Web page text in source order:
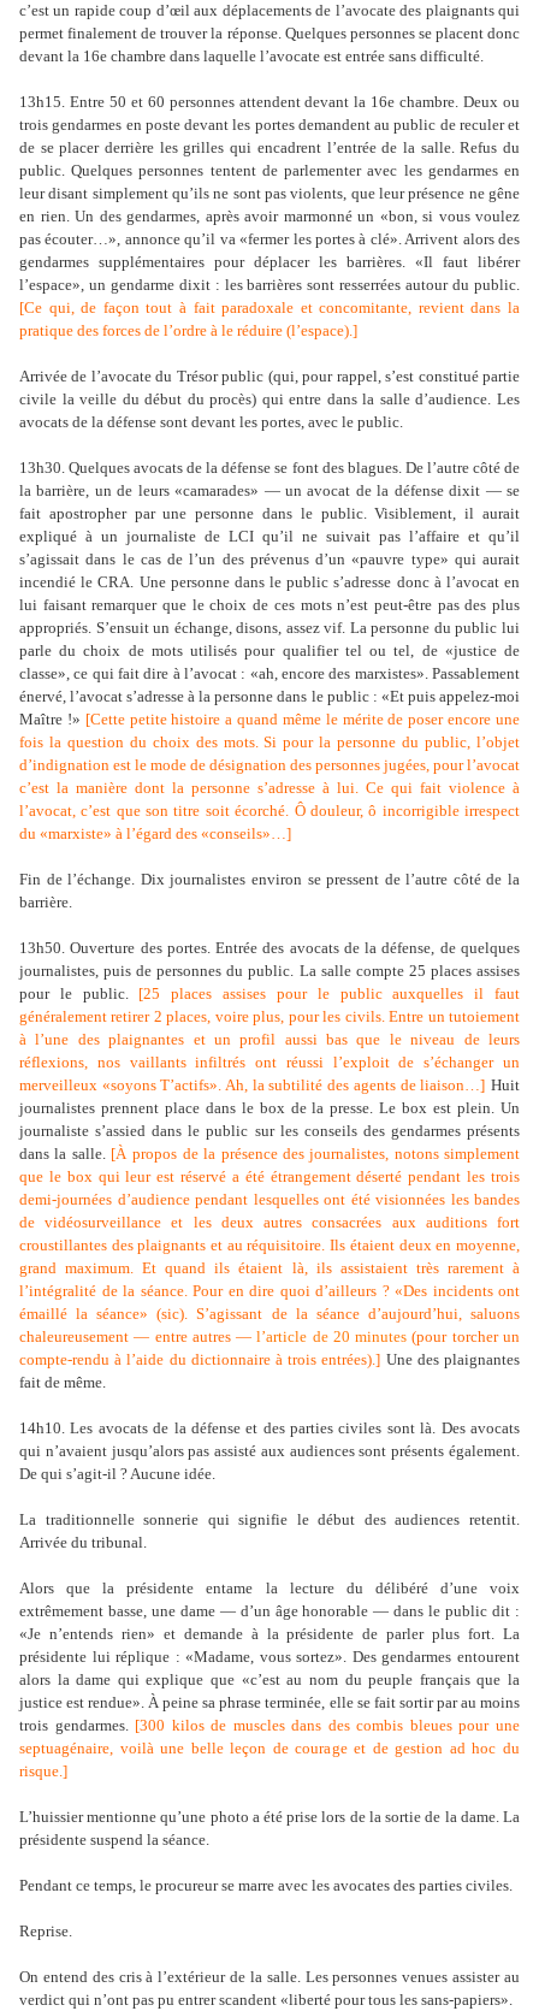
c’est un rapide coup d’œil aux déplacements de l’avocate des plaignants qui
permet finalement de trouver la réponse. Quelques personnes se placent donc
devant la 16e chambre dans laquelle l’avocate est entrée sans difficulté.
13h15. Entre 50 et 60 personnes attendent devant la 16e chambre. Deux ou
trois gendarmes en poste devant les portes demandent au public de reculer et
de se placer derrière les grilles qui encadrent l’entrée de la salle. Refus du
public. Quelques personnes tentent de parlementer avec les gendarmes en
leur disant simplement qu’ils ne sont pas violents, que leur présence ne gêne
en rien. Un des gendarmes, après avoir marmonné un «bon, si vous voulez
pas écouter…», annonce qu’il va «fermer les portes à clé». Arrivent alors des
gendarmes supplémentaires pour déplacer les barrières. «Il faut libérer
l’espace», un gendarme dixit : les barrières sont resserrées autour du public.
[Ce qui, de façon tout à fait paradoxale et concomitante, revient dans la
pratique des forces de l’ordre à le réduire (l’espace).]
Arrivée de l’avocate du Trésor public (qui, pour rappel, s’est constitué partie
civile la veille du début du procès) qui entre dans la salle d’audience. Les
avocats de la défense sont devant les portes, avec le public.
13h30. Quelques avocats de la défense se font des blagues. De l’autre côté de
la barrière, un de leurs «camarades» — un avocat de la défense dixit — se
fait apostropher par une personne dans le public. Visiblement, il aurait
expliqué à un journaliste de LCI qu’il ne suivait pas l’affaire et qu’il
s’agissait dans le cas de l’un des prévenus d’un «pauvre type» qui aurait
incendié le CRA. Une personne dans le public s’adresse donc à l’avocat en
lui faisant remarquer que le choix de ces mots n’est peut-être pas des plus
appropriés. S’ensuit un échange, disons, assez vif. La personne du public lui
parle du choix de mots utilisés pour qualifier tel ou tel, de «justice de
classe», ce qui fait dire à l’avocat : «ah, encore des marxistes». Passablement
énervé, l’avocat s’adresse à la personne dans le public : «Et puis appelez-moi
Maître !» [Cette petite histoire a quand même le mérite de poser encore une
fois la question du choix des mots. Si pour la personne du public, l’objet
d’indignation est le mode de désignation des personnes jugées, pour l’avocat
c’est la manière dont la personne s’adresse à lui. Ce qui fait violence à
l’avocat, c’est que son titre soit écorché. Ô douleur, ô incorrigible irrespect
du «marxiste» à l’égard des «conseils»…]
Fin de l’échange. Dix journalistes environ se pressent de l’autre côté de la
barrière.
13h50. Ouverture des portes. Entrée des avocats de la défense, de quelques
journalistes, puis de personnes du public. La salle compte 25 places assises
pour le public. [25 places assises pour le public auxquelles il faut
généralement retirer 2 places, voire plus, pour les civils. Entre un tutoiement
à l’une des plaignantes et un profil aussi bas que le niveau de leurs
réflexions, nos vaillants infiltrés ont réussi l’exploit de s’échanger un
merveilleux «soyons T’actifs». Ah, la subtilité des agents de liaison…] Huit
journalistes prennent place dans le box de la presse. Le box est plein. Un
journaliste s’assied dans le public sur les conseils des gendarmes présents
dans la salle. [À propos de la présence des journalistes, notons simplement
que le box qui leur est réservé a été étrangement déserté pendant les trois
demi-journées d’audience pendant lesquelles ont été visionnées les bandes
de vidéosurveillance et les deux autres consacrées aux auditions fort
croustillantes des plaignants et au réquisitoire. Ils étaient deux en moyenne,
grand maximum. Et quand ils étaient là, ils assistaient très rarement à
l’intégralité de la séance. Pour en dire quoi d’ailleurs ? «Des incidents ont
émaillé la séance» (sic). S’agissant de la séance d’aujourd’hui, saluons
chaleureusement — entre autres —l’article de 20 minutes (pour torcher un
compte-rendu à l’aide du dictionnaire à trois entrées).] Une des plaignantes
fait de même.
14h10. Les avocats de la défense et des parties civiles sont là. Des avocats
qui n’avaient jusqu’alors pas assisté aux audiences sont présents également.
De qui s’agit-il ? Aucune idée.
La traditionnelle sonnerie qui signifie le début des audiences retentit.
Arrivée du tribunal.
Alors que la présidente entame la lecture du délibéré d’une voix
extrêmement basse, une dame — d’un âge honorable — dans le public dit :
«Je n’entends rien» et demande à la présidente de parler plus fort. La
présidente lui réplique : «Madame, vous sortez». Des gendarmes entourent
alors la dame qui explique que «c’est au nom du peuple français que la
justice est rendue». À peine sa phrase terminée, elle se fait sortir par au moins
trois gendarmes. [300 kilos de muscles dans des combis bleues pour une
septuagénaire, voilà une belle leçon de courage et de gestion ad hoc du
risque.]
L’huissier mentionne qu’une photo a été prise lors de la sortie de la dame. La
présidente suspend la séance.
Pendant ce temps, le procureur se marre avec les avocates des parties civiles.
Reprise.
On entend des cris à l’extérieur de la salle. Les personnes venues assister au
verdict qui n’ont pas pu entrer scandent «liberté pour tous les sans-papiers».